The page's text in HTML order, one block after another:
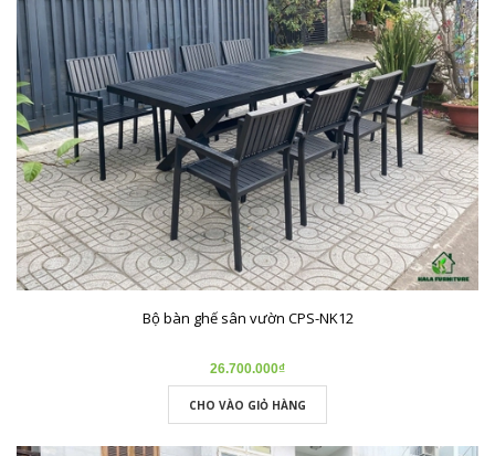
Bộ bàn ghế sân vườn CPS-NK12
26.700.000₫
CHO VÀO GIỎ HÀNG